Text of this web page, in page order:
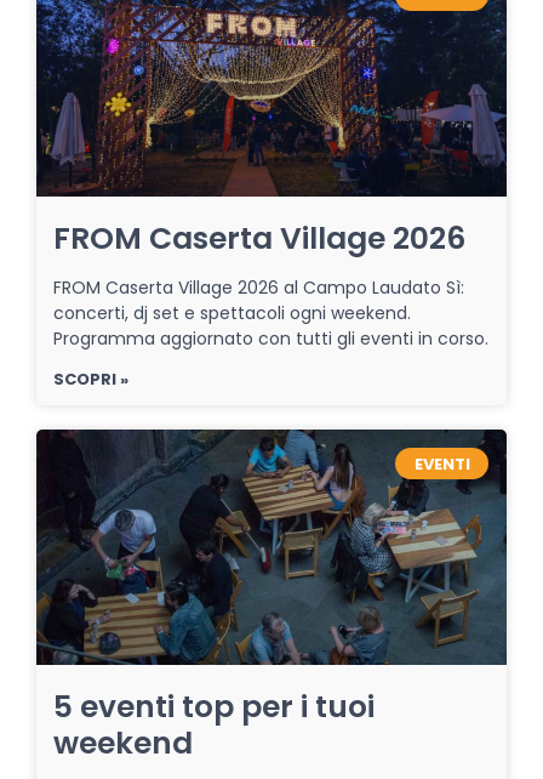
FROM Caserta Village 2026
FROM Caserta Village 2026 al Campo Laudato Sì:
concerti, dj set e spettacoli ogni weekend.
Programma aggiornato con tutti gli eventi in corso.
SCOPRI »
EVENTI
5 eventi top per i tuoi
weekend